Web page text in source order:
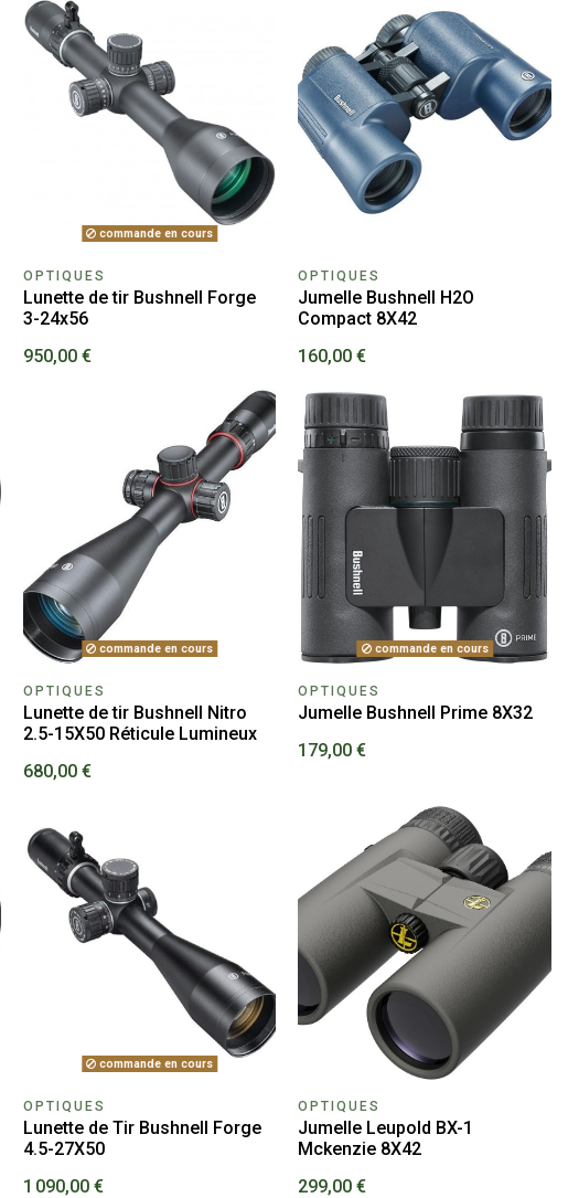
commande en cours
OPTIQUES
Lunette de tir Bushnell Forge
3-24x56
950,00 €
OPTIQUES
Jumelle Bushnell H2O
Compact 8X42
160,00 €
commande en cours
OPTIQUES
Lunette de tir Bushnell Nitro
2.5-15X50 Réticule Lumineux
680,00 €
commande en cours
OPTIQUES
Jumelle Bushnell Prime 8X32
179,00 €
commande en cours
OPTIQUES
Lunette de Tir Bushnell Forge
4.5-27X50
1 090,00 €
OPTIQUES
Jumelle Leupold BX-1
Mckenzie 8X42
299,00 €